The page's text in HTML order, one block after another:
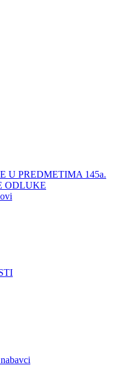
U PREDMETIMA 145a.
ODLUKE